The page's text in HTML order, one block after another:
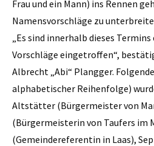
Frau und ein Mann) ins Rennen
Namensvorschläge zu
„Es sind innerhalb dieses
Vorschläge eingetroffen“,
Albrecht „Abi“ Plangger.
alphabetischer Reihenfolge)
Altstätter (Bürgermeister von
(Bürgermeisterin von Taufers im
(Gemeindereferentin in Laas),